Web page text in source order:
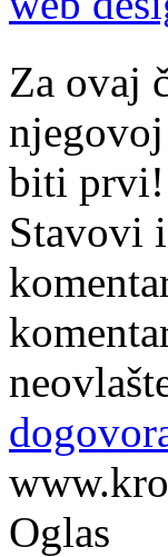
Za ovaj
biti prvi!
Stavovi
Oglas